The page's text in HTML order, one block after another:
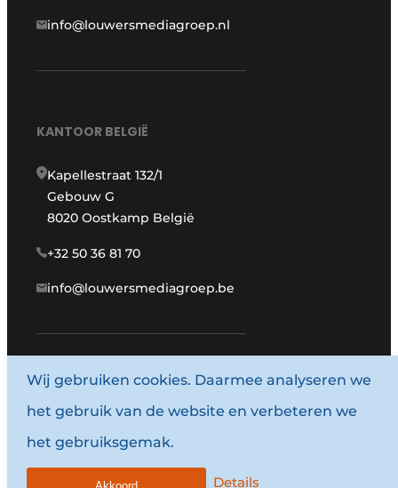
info@louwersmediagroep.nl
KANTOOR BELGIË
Kapellestraat 132/1
Gebouw G
8020 Oostkamp België
+32 50 36 81 70
info@louwersmediagroep.be
www.louwersmediagroep.com
© 1987 - 2026 Louwersmediagroep.
Algemene voorwaarden
Wij gebruiken cookies. Daarmee analyseren we
het gebruik van de website en verbeteren we
het gebruiksgemak.
Details